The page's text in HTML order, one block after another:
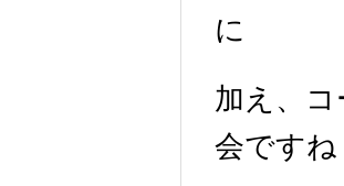
に
加え、
会ですね